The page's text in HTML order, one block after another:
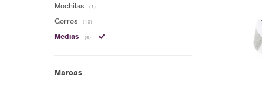
Mochilas (1)
Gorros (10)
Medias (6)
Marcas